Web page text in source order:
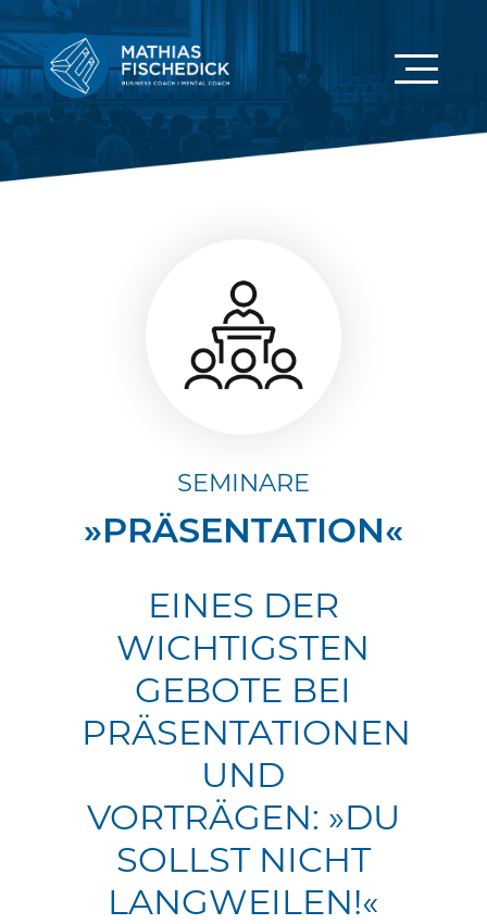
SEMINARE
»PRÄSENTATION«
EINES DER
WICHTIGSTEN
GEBOTE BEI
PRÄSENTATIONEN
UND
VORTRÄGEN: »DU
SOLLST NICHT
LANGWEILEN!«